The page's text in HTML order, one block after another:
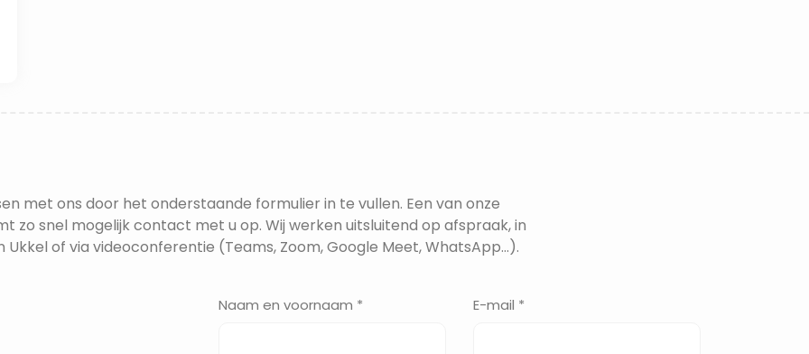
met ons door het onderstaande formulier in te vullen. Een van onze
zo snel mogelijk contact met u op. Wij werken uitsluitend op afspraak, in
Ukkel of via videoconferentie (Teams, Zoom, Google Meet, WhatsApp...).
Naam en voornaam * E-mail *